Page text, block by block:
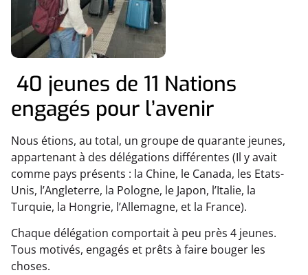
40 jeunes de 11 Nations
engagés pour l’avenir
Nous étions, au total, un groupe de quarante jeunes,
appartenant à des délégations différentes (Il y avait
comme pays présents : la Chine, le Canada, les Etats-
Unis, l’Angleterre, la Pologne, le Japon, l’Italie, la
Turquie, la Hongrie, l’Allemagne, et la France).
Chaque délégation comportait à peu près 4 jeunes.
Tous motivés, engagés et prêts à faire bouger les
choses.